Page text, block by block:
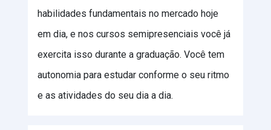
habilidades fundamentais no mercado hoje
em dia, e nos cursos semipresenciais você já
exercita isso durante a graduação. Você tem
autonomia para estudar conforme o seu ritmo
e as atividades do seu dia a dia.